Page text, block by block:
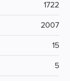
1722
2007
15
5